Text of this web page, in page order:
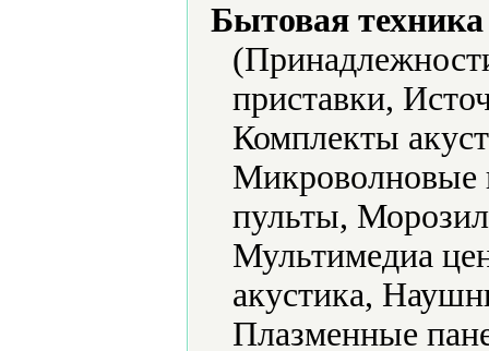
Бытовая
приставки,
Комплекты
пульты,
Мультимедиа
акустика,
Плазменные